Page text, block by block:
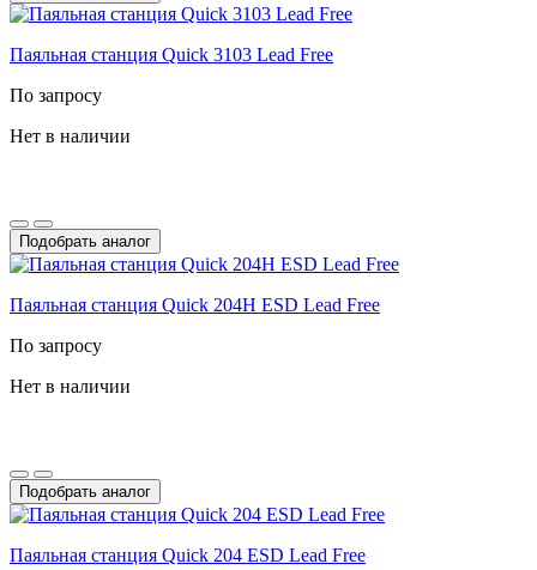
Паяльная станция Quick 3103 Lead Free
По запросу
Нет в наличии
Подобрать аналог
Паяльная станция Quick 204H ESD Lead Free
По запросу
Нет в наличии
Подобрать аналог
Паяльная станция Quick 204 ESD Lead Free